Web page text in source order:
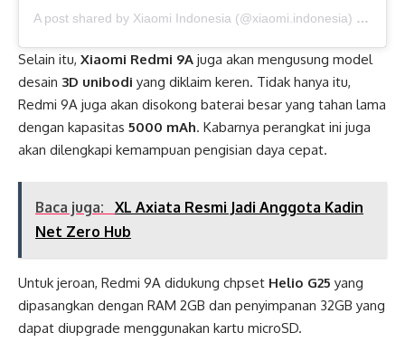
A post shared by Xiaomi Indonesia (@xiaomi.indonesia)
Selain itu, Xiaomi Redmi 9A juga akan mengusung model
desain 3D unibodi yang diklaim keren. Tidak hanya itu,
Redmi 9A juga akan disokong baterai besar yang tahan lama
dengan kapasitas 5000 mAh. Kabarnya perangkat ini juga
akan dilengkapi kemampuan pengisian daya cepat.
Baca juga:
XL Axiata Resmi Jadi Anggota Kadin
Net Zero Hub
Untuk jeroan, Redmi 9A didukung chpset Helio G25 yang
dipasangkan dengan RAM 2GB dan penyimpanan 32GB yang
dapat diupgrade menggunakan kartu microSD.